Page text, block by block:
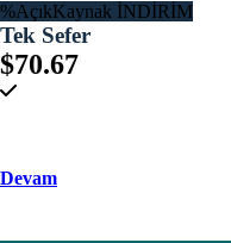
%AçıkKaynak İNDİRİM
Tek Sefer
$70.67
Devam